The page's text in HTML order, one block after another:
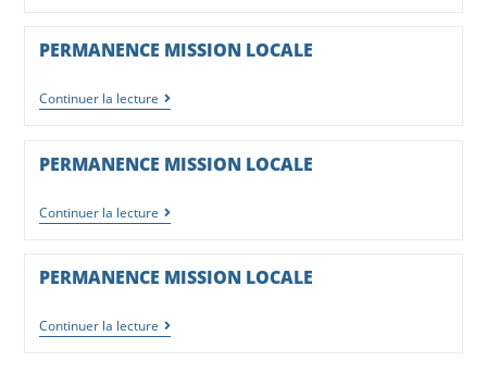
PERMANENCE MISSION LOCALE
Continuer la lecture
PERMANENCE MISSION LOCALE
Continuer la lecture
PERMANENCE MISSION LOCALE
Continuer la lecture